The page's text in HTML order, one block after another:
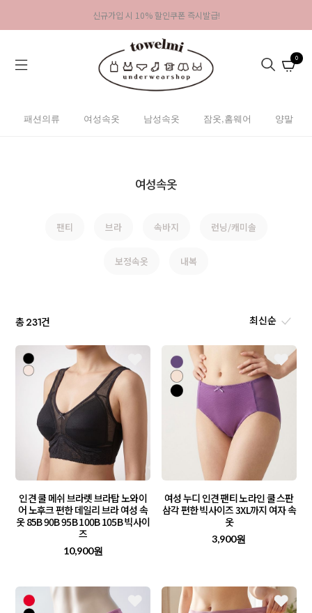
신규가입 시 10% 할인쿠폰 즉시발급!
0
패션의류 여성속옷 남성속옷 잠옷,홈웨어 양말
여성속옷
팬티 브라 속바지 런닝/캐미솔
보정속옷 내복
총231건
인견 쿨 메쉬 브라렛 브라탑 노와이
어 노후크 편한 데일리 브라 여성 속
옷 85B 90B 95B 100B 105B 빅사이
즈
10,900원
여성 누디 인견 팬티 노라인 쿨 스판
삼각 편한 빅사이즈 3XL까지 여자 속
옷
3,900원